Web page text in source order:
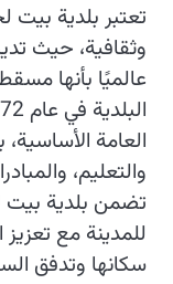
تعتبر بلدية بيت
وثقافية، حيث
عالميًا بأنها
العامة
والتعليم،
تضمن بلدية بيت
للمدينة مع تعزيز
سكانها وتدفق